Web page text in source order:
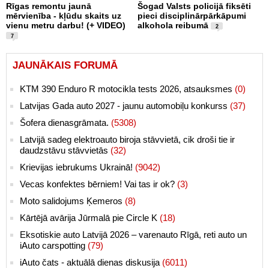
Rīgas remontu jaunā
mērvienība - kļūdu skaits uz
vienu metru darbu! (+ VIDEO)
7
Šogad Valsts policijā fiksēti
pieci disciplinārpārkāpumi
alkohola reibumā
2
JAUNĀKAIS FORUMĀ
KTM 390 Enduro R motocikla tests 2026, atsauksmes (0)
Latvijas Gada auto 2027 - jaunu automobiļu konkurss (37)
Šofera dienasgrāmata. (5308)
Latvijā sadeg elektroauto biroja stāvvietā, cik droši tie ir
daudzstāvu stāvvietās (32)
Krievijas iebrukums Ukrainā! (9042)
Vecas konfektes bērniem! Vai tas ir ok? (3)
Moto salidojums Ķemeros (8)
Kārtējā avārija Jūrmalā pie Circle K (18)
Eksotiskie auto Latvijā 2026 – varenauto Rīgā, reti auto un
iAuto carspotting (79)
iAuto čats - aktuālā dienas diskusija (6011)